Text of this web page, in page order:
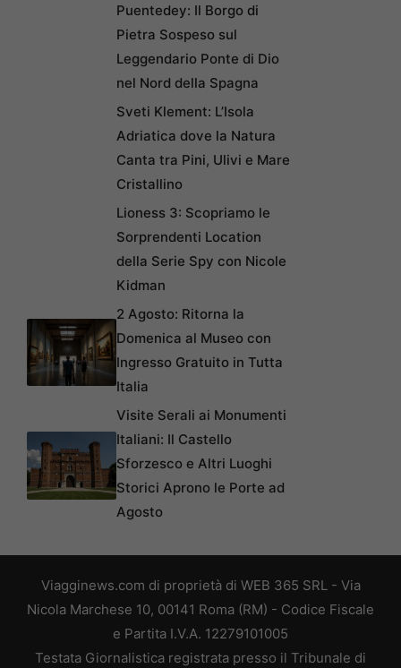
Puentedey: Il Borgo di
Pietra Sospeso sul
Leggendario Ponte di Dio
nel Nord della Spagna
Sveti Klement: L’Isola
Adriatica dove la Natura
Canta tra Pini, Ulivi e Mare
Cristallino
Lioness 3: Scopriamo le
Sorprendenti Location
della Serie Spy con Nicole
Kidman
2 Agosto: Ritorna la
Domenica al Museo con
Ingresso Gratuito in Tutta
Italia
Visite Serali ai Monumenti
Italiani: Il Castello
Sforzesco e Altri Luoghi
Storici Aprono le Porte ad
Agosto
Viagginews.com di proprietà di WEB 365 SRL - Via
Nicola Marchese 10, 00141 Roma (RM) - Codice Fiscale
e Partita I.V.A. 12279101005
Testata Giornalistica registrata presso il Tribunale di